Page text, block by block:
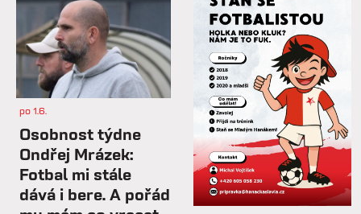
so 7.2.
⚽️ DNES HRAJÍ HANÁCI 🔴⚪️V
dalším přípravném utkání...
st 4.2.
Hlavní trenér Lukáš Kříž v
rozhovoru hodnotí dosavadní
průběh zimní...
po 1.6.
Osobnost týdne
Ondřej Mrázek:
Fotbal mi stále
dává i bere. A pořád